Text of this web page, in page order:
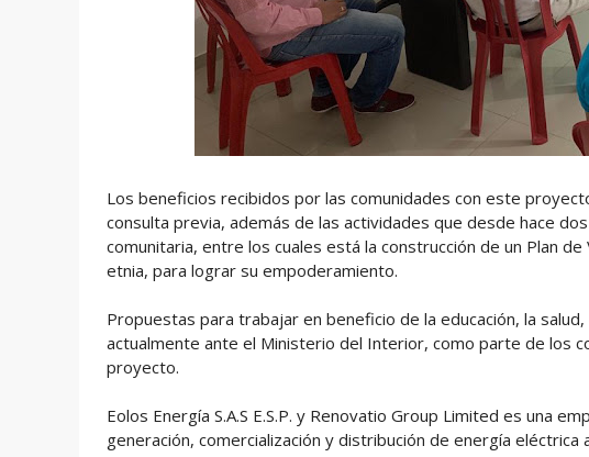
Los beneficios recibidos por las comunidades con este
consulta previa, además de las actividades que desde hace
comunitaria, entre los cuales está la construcción de un Plan
etnia, para lograr su empoderamiento.
Propuestas para trabajar en beneficio de la educación, la
actualmente ante el Ministerio del Interior, como parte de los
proyecto.
Eolos Energía S.A.S E.S.P. y Renovatio Group Limited es una
generación, comercialización y distribución de energía